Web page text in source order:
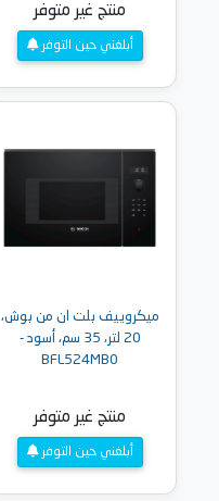
منتج غير متوفر
أبلغني حين التوفر
ميكروييف بلت ان من بوش،
20 لتر، 35 سم، أسود -
BFL524MB0
منتج غير متوفر
أبلغني حين التوفر